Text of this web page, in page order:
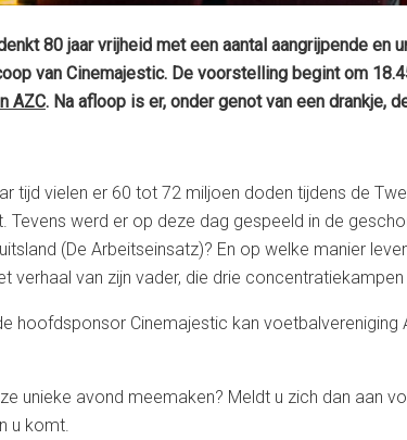
80 jaar vrijheid met een aantal aangrijpende
van Cinemajestic. De voorstelling begint om
AZC. Na afloop is er, onder genot van een drankje,
tijd vielen er 60 tot 72 miljoen doden tijdens de
Tevens werd er op deze dag gespeeld in de
(De Arbeitseinsatz)? En op welke manier
verhaal van zijn vader, die drie
hoofdsponsor Cinemajestic kan
unieke avond meemaken? Meldt u zich dan aan
u komt.